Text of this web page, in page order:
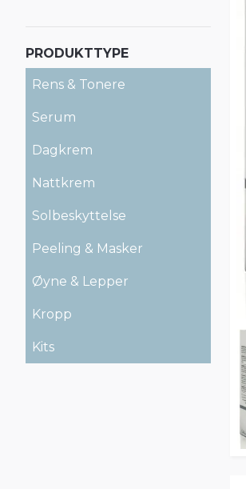
PRODUKTTYPE
Rens & Tonere
Serum
Dagkrem
Nattkrem
Solbeskyttelse
Peeling & Masker
Øyne & Lepper
Kropp
Kits